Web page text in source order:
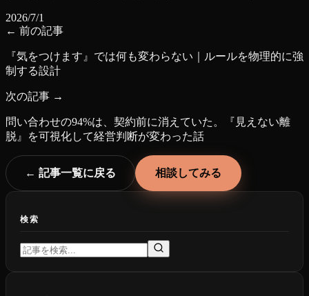
2026/7/1
← 前の記事
『気をつけます』では何も変わらない｜ルールを物理的に強
制する設計
次の記事 →
問い合わせの94%は、契約前に消えていた。『見えない離
脱』を可視化して経営判断が変わった話
← 記事一覧に戻る 相談してみる
検索